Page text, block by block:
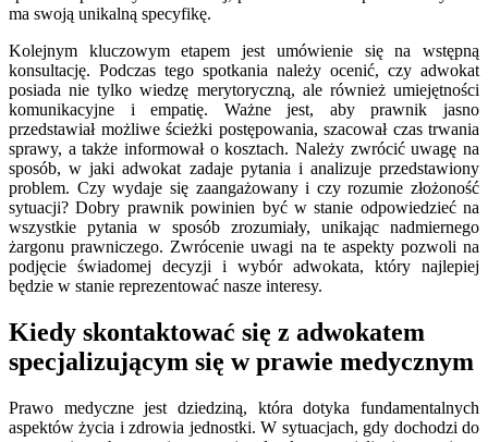
ma swoją unikalną specyfikę.
Kolejnym kluczowym etapem jest umówienie się na wstępną
konsultację. Podczas tego spotkania należy ocenić, czy adwokat
posiada nie tylko wiedzę merytoryczną, ale również umiejętności
komunikacyjne i empatię. Ważne jest, aby prawnik jasno
przedstawiał możliwe ścieżki postępowania, szacował czas trwania
sprawy, a także informował o kosztach. Należy zwrócić uwagę na
sposób, w jaki adwokat zadaje pytania i analizuje przedstawiony
problem. Czy wydaje się zaangażowany i czy rozumie złożoność
sytuacji? Dobry prawnik powinien być w stanie odpowiedzieć na
wszystkie pytania w sposób zrozumiały, unikając nadmiernego
żargonu prawniczego. Zwrócenie uwagi na te aspekty pozwoli na
podjęcie świadomej decyzji i wybór adwokata, który najlepiej
będzie w stanie reprezentować nasze interesy.
Kiedy skontaktować się z adwokatem
specjalizującym się w prawie medycznym
Prawo medyczne jest dziedziną, która dotyka fundamentalnych
aspektów życia i zdrowia jednostki. W sytuacjach, gdy dochodzi do